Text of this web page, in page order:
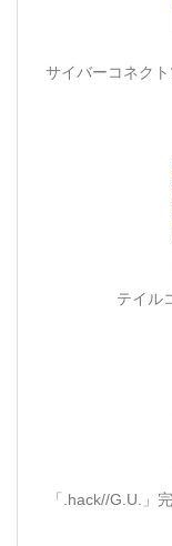
サイバーコネク
テイル
「.hack//G.U.」